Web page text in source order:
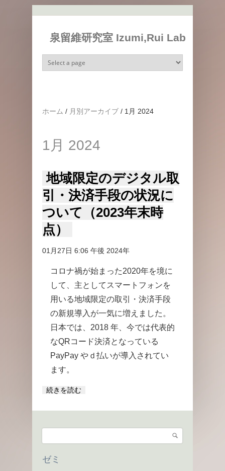
泉留維研究室 Izumi,Rui Lab
ホーム / 月別アーカイブ / 1月 2024
1月 2024
地域限定のデジタル取
引・決済手段の状況に
ついて（2023年末時
点）
01月27日 6:06 午後 2024年
コロナ禍が始まった2020年を境に
して、主としてスマートフォンを
用いる地域限定の取引・決済手段
の新規導入が一気に増えました。
日本では、2018 年、今では代表的
なQRコード決済となっている
PayPay やｄ払いが導入されてい
ます。
続きを読む
検索
ゼミ